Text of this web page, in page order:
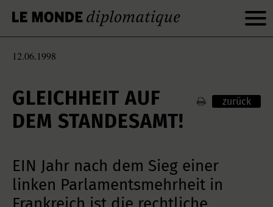
12.06.1998
GLEICHHEIT AUF
DEM STANDESAMT!
zurück
EIN Jahr nach dem Sieg einer
linken Parlamentsmehrheit in